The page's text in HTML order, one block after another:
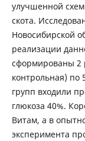
улучшенной
скота.
Новосибирской
реализации
сформированы 2
контрольная) по
групп входили
глюкоза 40%.
Витам, а в
эксперимента